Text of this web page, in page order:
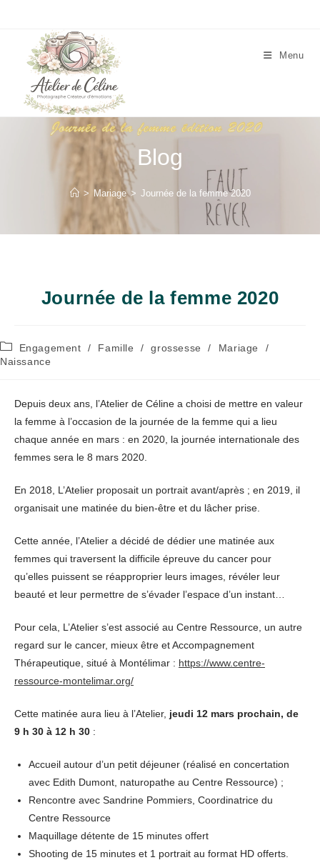
Menu
Blog
> Mariage > Journée de la femme 2020
Journée de la femme 2020
Post
category:
Engagement / Famille / grossesse / Mariage
/
Naissance
Depuis deux ans, l’Atelier de Céline a choisi de mettre en valeur
la femme à l’occasion de la journée de la femme qui a lieu
chaque année en mars : en 2020, la journée internationale des
femmes sera le 8 mars 2020.
En 2018, L’Atelier proposait un portrait avant/après ; en 2019, il
organisait une matinée du bien-être et du lâcher prise.
Cette année, l’Atelier a décidé de dédier une matinée aux
femmes qui traversent la difficile épreuve du cancer pour
qu’elles puissent se réapproprier leurs images, révéler leur
beauté et leur permettre de s’évader l’espace d’un instant…
Pour cela, L’Atelier s’est associé au Centre Ressource, un autre
regard sur le cancer, mieux être et Accompagnement
Thérapeutique, situé à Montélimar : https://www.centre-
ressource-montelimar.org/
Cette matinée aura lieu à l’Atelier, jeudi 12 mars prochain, de
9 h 30 à 12 h 30 :
Accueil autour d’un petit déjeuner (réalisé en concertation
avec Edith Dumont, naturopathe au Centre Ressource) ;
Rencontre avec Sandrine Pommiers, Coordinatrice du
Centre Ressource
Maquillage détente de 15 minutes offert
Shooting de 15 minutes et 1 portrait au format HD offerts.